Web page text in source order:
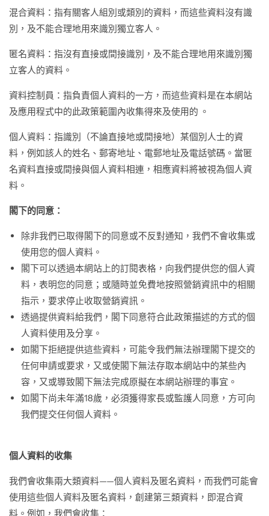
混合資料：指有關客人組別或類別的資料，而這些資料沒有識
別，及不能合理地用來識別獨立客人。
匿名資料：指沒有直接或間接識別，及不能合理地用來識別獨
立客人的資料。
資料控制員：指負責個人資料的一方，而這些資料是在本網站
及應用程式中的此政策範圍內收集得來及使用的 。
個人資料：指識別（不論直接地或間接地）某個別人士的資
料，例如該人的姓名、郵寄地址、電郵地址及電話號碼。當匿
名資料直接或間接與個人資料相連，相應資料將被視為個人資
料。
閣下的同意：
除非我們已取得閣下的同意或不反對通知，我們不會收集或
使用您的個人資料。
閣下可以透過本網站上的訂閱表格，向我們提供您的個人資
料，表明您的同意；或隨時並免費地按照營銷資訊中的相關
指示，要求停止收取營銷資訊。
透過提供資料給我們，閣下同意符合此政策描述的方式的個
人資料使用及分享。
如閣下拒絕提供這些資料，可能令我們無法辦理閣下提交的
任何申請或要求，又或使閣下無法存取本網站中的某些內
容，又或導致閣下無法完成原擬在本網站辦理的事宜。
如閣下尚未年滿18歲，必須獲得家長或監護人同意，方可向
我們提交任何個人資料。
個人資料的收集
我們會收集兩大類資料——個人資料及匿名資料，而我們可能會
使用這些個人資料及匿名資料，創建第三類資料，即混合資
料。例如，我們會收集：